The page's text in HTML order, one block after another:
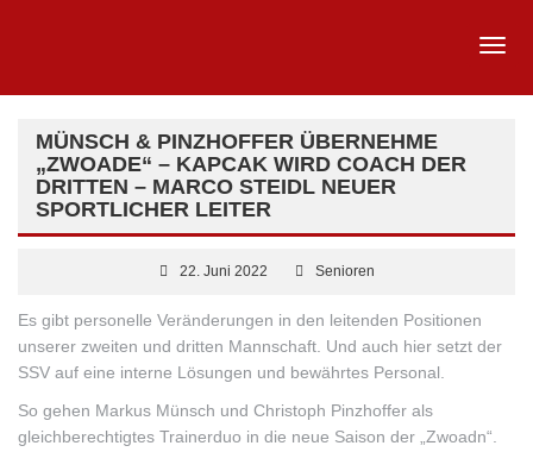
MÜNSCH & PINZHOFFER ÜBERNEHME
„ZWOADE“ – KAPCAK WIRD COACH DER
DRITTEN – MARCO STEIDL NEUER
SPORTLICHER LEITER
22. Juni 2022 Senioren
Es gibt personelle Veränderungen in den leitenden Positionen
unserer zweiten und dritten Mannschaft. Und auch hier setzt der
SSV auf eine interne Lösungen und bewährtes Personal.
So gehen Markus Münsch und Christoph Pinzhoffer als
gleichberechtigtes Trainerduo in die neue Saison der „Zwoadn“.